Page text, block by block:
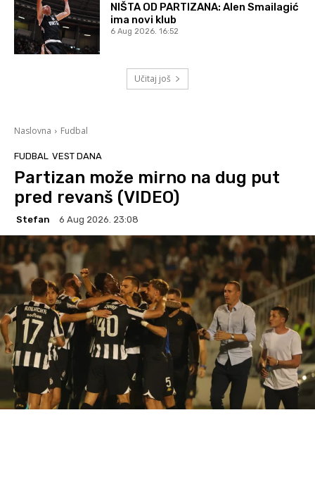
NIŠTA OD PARTIZANA: Alen Smailagić
ima novi klub
6 Aug 2026. 16:52
Učitaj još